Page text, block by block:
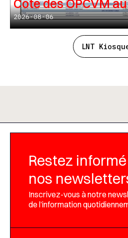
Cote des OPCVM
2026-08-06
LNT
Restez
nos
Inscrivez-vous à notre
de l’information